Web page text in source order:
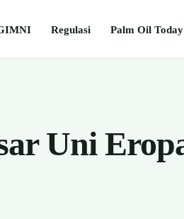
Regulasi Palm Oil Today
Uni